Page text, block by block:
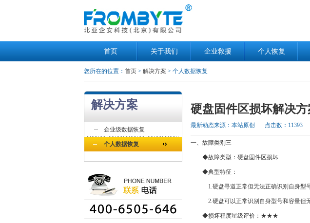
首页 关于我们 企业救援 个人恢复
您所在的位置： 首页 > 解决方案 > 个人数据恢复
解决方案
企业级数据恢复
个人数据恢复
硬盘固件区损坏解决方
最新动态来源：本站原创 点击数：11393
一、故障类别三
◆故障类型：硬盘固件区损坏
◆典型特征：
1.硬盘寻道正常但无法正确识别自身型
2.硬盘可以正常识别自身型号和容量但
◆损坏程度星级评价：★★★